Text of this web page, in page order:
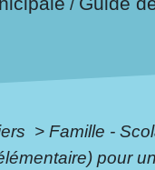
/
> Famille -
pour